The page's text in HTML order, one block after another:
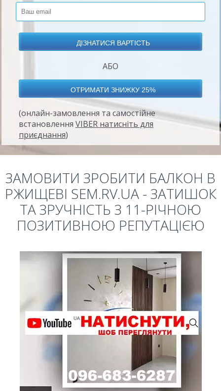
АБО
(онлайн-замовлення та самостійне
встановлення VIBER натисніть для
приєднання)
ЗАМОВИТИ ЗРОБИТИ БАЛКОН В
РЖИЩЕВІ SEM.RV.UA - ЗАТИШОК
ТА ЗРУЧНІСТЬ З 11-РІЧНОЮ
ПОЗИТИВНОЮ РЕПУТАЦІЄЮ